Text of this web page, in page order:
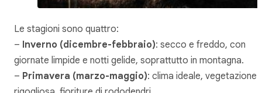
Le stagioni sono quattro:
– Inverno (dicembre-febbraio): secco e freddo, con
giornate limpide e notti gelide, soprattutto in montagna.
– Primavera (marzo-maggio): clima ideale, vegetazione